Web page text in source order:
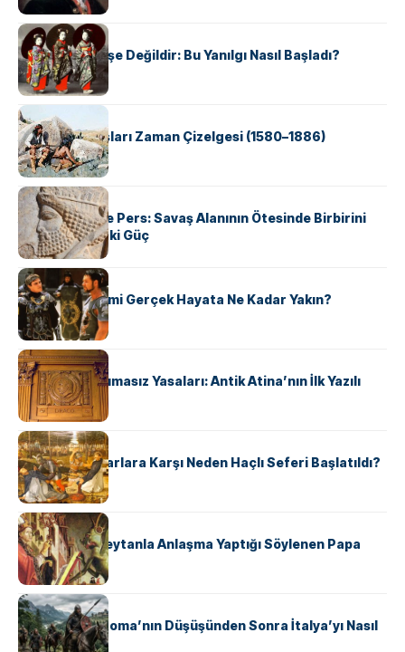
KÜLTÜR
Geyşalar Fahişe Değildir: Bu Yanılgı Nasıl Başladı?
KÜLTÜR
Apache Savaşları Zaman Çizelgesi (1580–1886)
KÜLTÜR
Antik Yunan ve Pers: Savaş Alanının Ötesinde Birbirini
Şekillendiren İki Güç
KÜLTÜR
‘Gladiator’ Filmi Gerçek Hayata Ne Kadar Yakın?
KÜLTÜR
Draco’nun Acımasız Yasaları: Antik Atina’nın İlk Yazılı
Hukuk Kodu
KÜLTÜR
Avrupalı ​​Katharlara Karşı Neden Haçlı Seferi Başlatıldı?
KÜLTÜR
II. Silvester: Şeytanla Anlaşma Yaptığı Söylenen Papa
KÜLTÜR
Ostrogotlar Roma’nın Düşüşünden Sonra İtalya’yı Nasıl
Ele Geçirdi?